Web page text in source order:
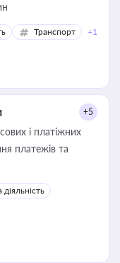
Транспорт +1
+5
і платіжних
діяльність